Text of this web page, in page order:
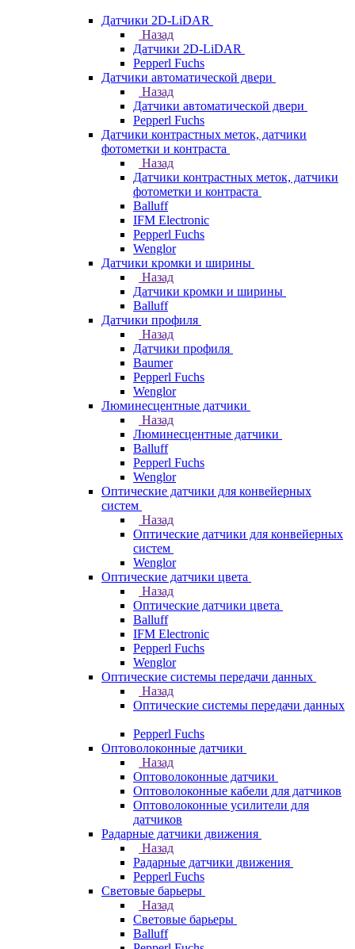
Датчики 2D-LiDAR
Назад
Датчики 2D-LiDAR
Pepperl Fuchs
Датчики автоматической двери
Назад
Датчики автоматической двери
Pepperl Fuchs
Датчики контрастных меток, датчики
фотометки и контраста
Назад
Датчики контрастных меток, датчики
фотометки и контраста
Balluff
IFM Electronic
Pepperl Fuchs
Wenglor
Датчики кромки и ширины
Назад
Датчики кромки и ширины
Balluff
Датчики профиля
Назад
Датчики профиля
Baumer
Pepperl Fuchs
Wenglor
Люминесцентные датчики
Назад
Люминесцентные датчики
Balluff
Pepperl Fuchs
Wenglor
Оптические датчики для конвейерных
систем
Назад
Оптические датчики для конвейерных
систем
Wenglor
Оптические датчики цвета
Назад
Оптические датчики цвета
Balluff
IFM Electronic
Pepperl Fuchs
Wenglor
Оптические системы передачи данных
Назад
Оптические системы передачи данных
Pepperl Fuchs
Оптоволоконные датчики
Назад
Оптоволоконные датчики
Оптоволоконные кабели для датчиков
Оптоволоконные усилители для
датчиков
Радарные датчики движения
Назад
Радарные датчики движения
Pepperl Fuchs
Световые барьеры
Назад
Световые барьеры
Balluff